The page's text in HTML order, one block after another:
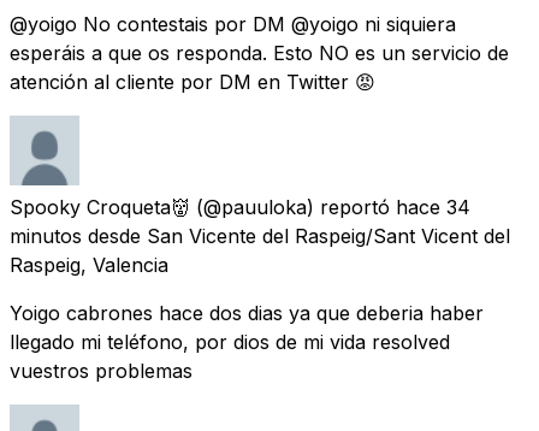
@yoigo No contestais por DM @yoigo ni siquiera
esperáis a que os responda. Esto NO es un servicio de
atención al cliente por DM en Twitter 😡
Spooky Croqueta👹 (@pauuloka) reportó hace 34
minutos desde San Vicente del Raspeig/Sant Vicent del
Raspeig, Valencia
Yoigo cabrones hace dos dias ya que deberia haber
llegado mi teléfono, por dios de mi vida resolved
vuestros problemas